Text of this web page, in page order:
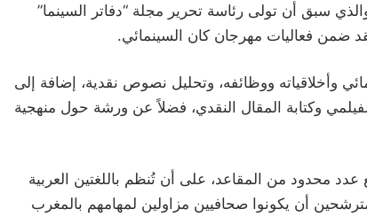
سبق أن تولى رئاسة تحرير مجلة “دفاتر السينما”
ضمن فعاليات مهرجان كان السينمائي.
وأخلاقياته ووظائفه، وتحليل نصوص نقدية، إضافة إلى
وكتابة المقال النقدي، فضلاً عن ورشة حول منهجية
محدود من المقاعد، على أن تُنظم باللغتين العربية
أن يكونوا صحافيين مزاولين لمهامهم بالمغرب